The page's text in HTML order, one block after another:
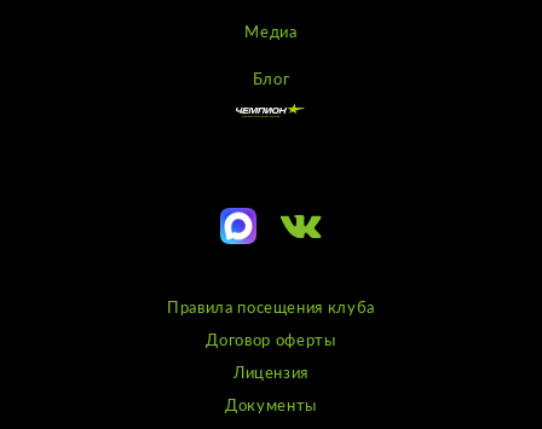
Медиа
Блог
Правила посещения клуба
Договор оферты
Лицензия
Документы